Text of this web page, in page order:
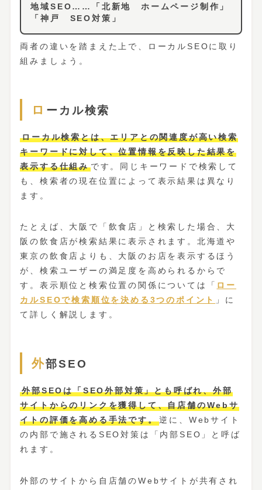
地域SEO……「北新地 ホームページ制作」
「神戸 SEO対策」
両者の違いを踏まえた上で、ローカルSEOに取り
組みましょう。
ローカル検索
ローカル検索とは、エリアとの関連度が高い検索
キーワードに対して、位置情報を反映した結果を
表示する仕組みです。同じキーワードで検索して
も、検索者の現在位置によって表示結果は異なり
ます。
たとえば、大阪で「飲食店」と検索した場合、大
阪の飲食店が検索結果に表示されます。北海道や
東京の飲食店よりも、大阪のお店を表示するほう
が、検索ユーザーの満足度を高められるからで
す。表示順位と検索位置の関係については「 ロー
カルSEOで検索順位を決める3つのポイント
」に
て詳しく解説します。
外部SEO
外部SEOは「SEO外部対策」とも呼ばれ、外部
サイトからのリンクを獲得して、自店舗のWebサ
イトの評価を高める手法です。逆に、Webサイト
の内部で施されるSEO対策は「内部SEO」と呼ば
れます。
外部のサイトから自店舗のWebサイトが共有され